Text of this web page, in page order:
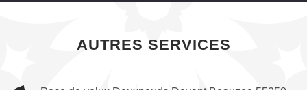
AUTRES SERVICES